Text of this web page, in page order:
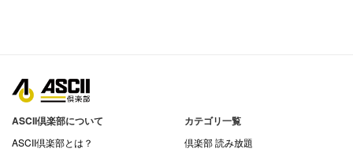
ASCII倶楽部について
ASCII倶楽部とは？
カテゴリ一覧
倶楽部 読み放題